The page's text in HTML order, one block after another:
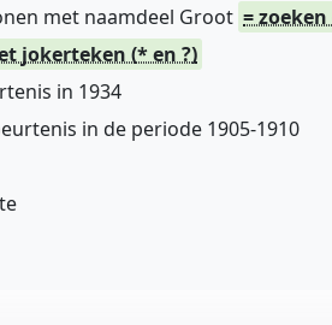
met naamdeel Groot =
jokerteken (* en ?)
in 1934
in de periode 1905-1910